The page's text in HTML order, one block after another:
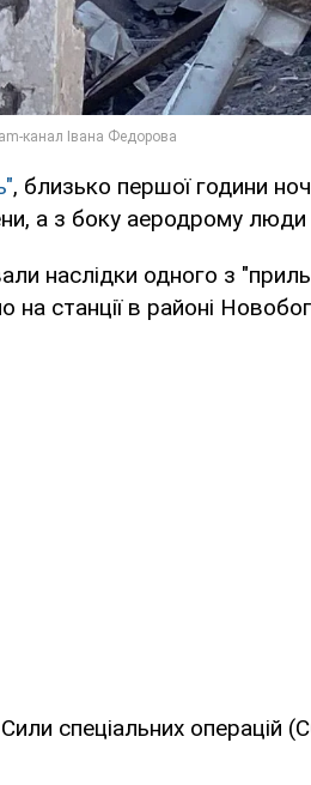
, близько першої години
а з боку аеродрому
наслідки одного з
станції в районі
спеціальних операцій